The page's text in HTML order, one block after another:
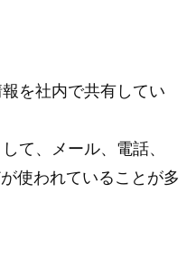
を社内で共有してい
て、メール、電話、
使われていることが多